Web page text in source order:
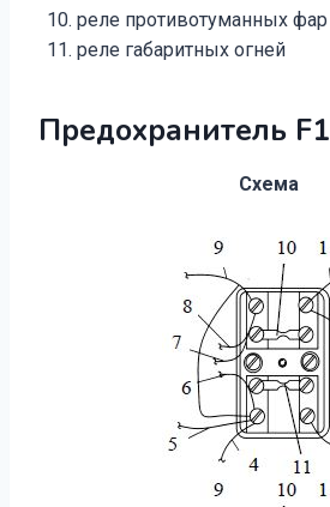
реле противотуманных фар
реле габаритных огней
Предохранитель F1
Схема